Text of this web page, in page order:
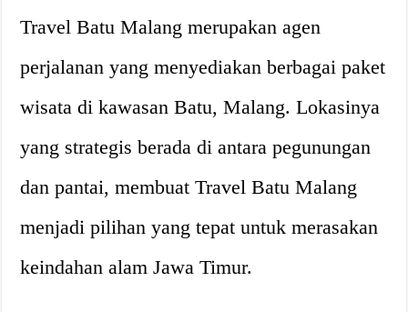
Travel Batu Malang merupakan agen
perjalanan yang menyediakan berbagai paket
wisata di kawasan Batu, Malang. Lokasinya
yang strategis berada di antara pegunungan
dan pantai, membuat Travel Batu Malang
menjadi pilihan yang tepat untuk merasakan
keindahan alam Jawa Timur.